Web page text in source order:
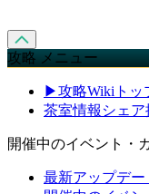
攻略 メニュー
▶攻略Wikiトッ
茶室情報シェア
開催中のイベント・
最新アップデー